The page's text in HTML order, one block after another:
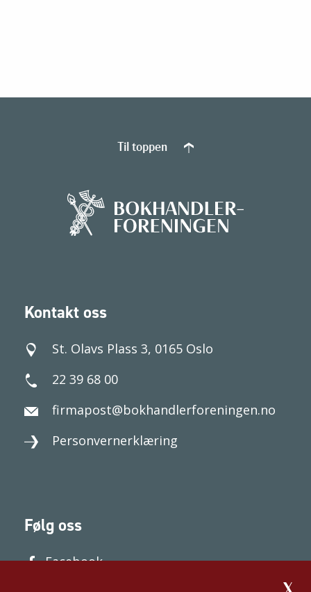
Kontakt oss
St. Olavs Plass 3, 0165 Oslo
22 39 68 00
firmapost@bokhandlerforeningen.no
Personvernerklæring
Følg oss
Facebook
Til toppen